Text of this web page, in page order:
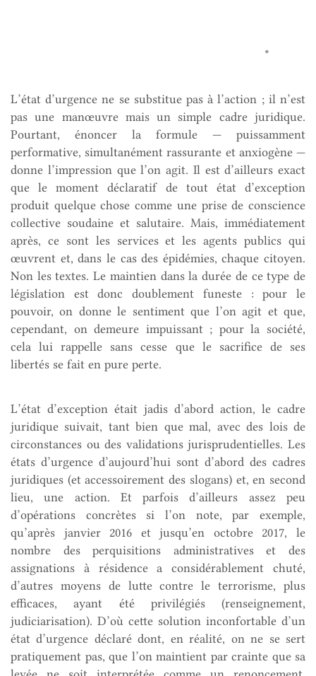
*
L’état d’urgence ne se substitue pas à l’action ; il n’est
pas une manœuvre mais un simple cadre juridique.
Pourtant, énoncer la formule — puissamment
performative, simultanément rassurante et anxiogène —
donne l’impression que l’on agit. Il est d’ailleurs exact
que le moment déclaratif de tout état d’exception
produit quelque chose comme une prise de conscience
collective soudaine et salutaire. Mais, immédiatement
après, ce sont les services et les agents publics qui
œuvrent et, dans le cas des épidémies, chaque citoyen.
Non les textes. Le maintien dans la durée de ce type de
législation est donc doublement funeste : pour le
pouvoir, on donne le sentiment que l’on agit et que,
cependant, on demeure impuissant ; pour la société,
cela lui rappelle sans cesse que le sacrifice de ses
libertés se fait en pure perte.
L’état d’exception était jadis d’abord action, le cadre
juridique suivait, tant bien que mal, avec des lois de
circonstances ou des validations jurisprudentielles. Les
états d’urgence d’aujourd’hui sont d’abord des cadres
juridiques (et accessoirement des slogans) et, en second
lieu, une action. Et parfois d’ailleurs assez peu
d’opérations concrètes si l’on note, par exemple,
qu’après janvier 2016 et jusqu’en octobre 2017, le
nombre des perquisitions administratives et des
assignations à résidence a considérablement chuté,
d’autres moyens de lutte contre le terrorisme, plus
efficaces, ayant été privilégiés (renseignement,
judiciarisation). D’où cette solution inconfortable d’un
état d’urgence déclaré dont, en réalité, on ne se sert
pratiquement pas, que l’on maintient par crainte que sa